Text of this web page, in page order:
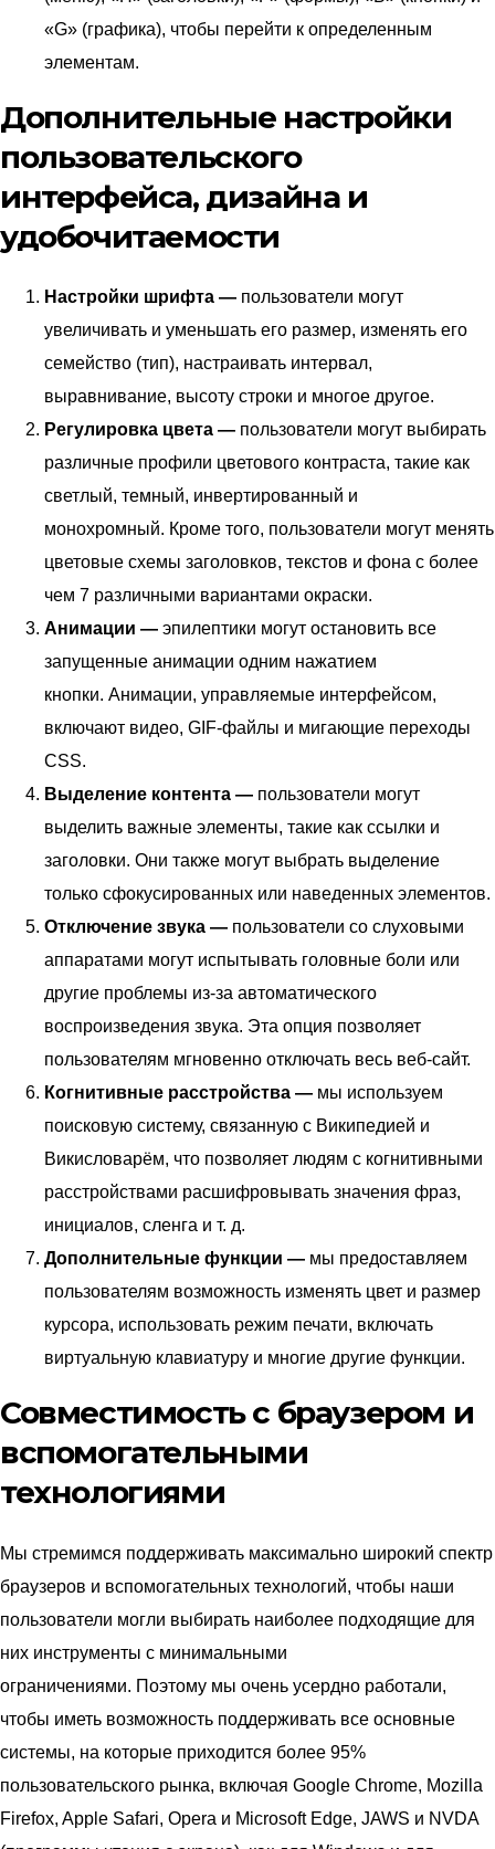
«G» (графика), чтобы перейти к определенным
элементам.
Дополнительные настройки
пользовательского
интерфейса, дизайна и
удобочитаемости
Настройки шрифта — пользователи могут
увеличивать и уменьшать его размер, изменять его
семейство (тип), настраивать интервал,
выравнивание, высоту строки и многое другое.
Регулировка цвета — пользователи могут выбирать
различные профили цветового контраста, такие как
светлый, темный, инвертированный и
монохромный. Кроме того, пользователи могут менять
цветовые схемы заголовков, текстов и фона с более
чем 7 различными вариантами окраски.
Анимации — эпилептики могут остановить все
запущенные анимации одним нажатием
кнопки. Анимации, управляемые интерфейсом,
включают видео, GIF-файлы и мигающие переходы
CSS.
Выделение контента — пользователи могут
выделить важные элементы, такие как ссылки и
заголовки. Они также могут выбрать выделение
только сфокусированных или наведенных элементов.
Отключение звука — пользователи со слуховыми
аппаратами могут испытывать головные боли или
другие проблемы из-за автоматического
воспроизведения звука. Эта опция позволяет
пользователям мгновенно отключать весь веб-сайт.
Когнитивные расстройства — мы используем
поисковую систему, связанную с Википедией и
Викисловарём, что позволяет людям с когнитивными
расстройствами расшифровывать значения фраз,
инициалов, сленга и т. д.
Дополнительные функции — мы предоставляем
пользователям возможность изменять цвет и размер
курсора, использовать режим печати, включать
виртуальную клавиатуру и многие другие функции.
Совместимость с браузером и
вспомогательными
технологиями
Мы стремимся поддерживать максимально широкий спектр
браузеров и вспомогательных технологий, чтобы наши
пользователи могли выбирать наиболее подходящие для
них инструменты с минимальными
ограничениями. Поэтому мы очень усердно работали,
чтобы иметь возможность поддерживать все основные
системы, на которые приходится более 95%
пользовательского рынка, включая Google Chrome, Mozilla
Firefox, Apple Safari, Opera и Microsoft Edge, JAWS и NVDA